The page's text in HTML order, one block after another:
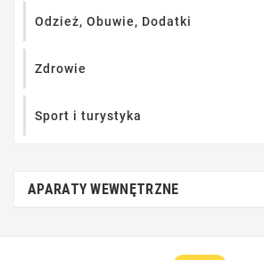
Odzież, Obuwie, Dodatki
Zdrowie
Sport i turystyka
APARATY WEWNĘTRZNE